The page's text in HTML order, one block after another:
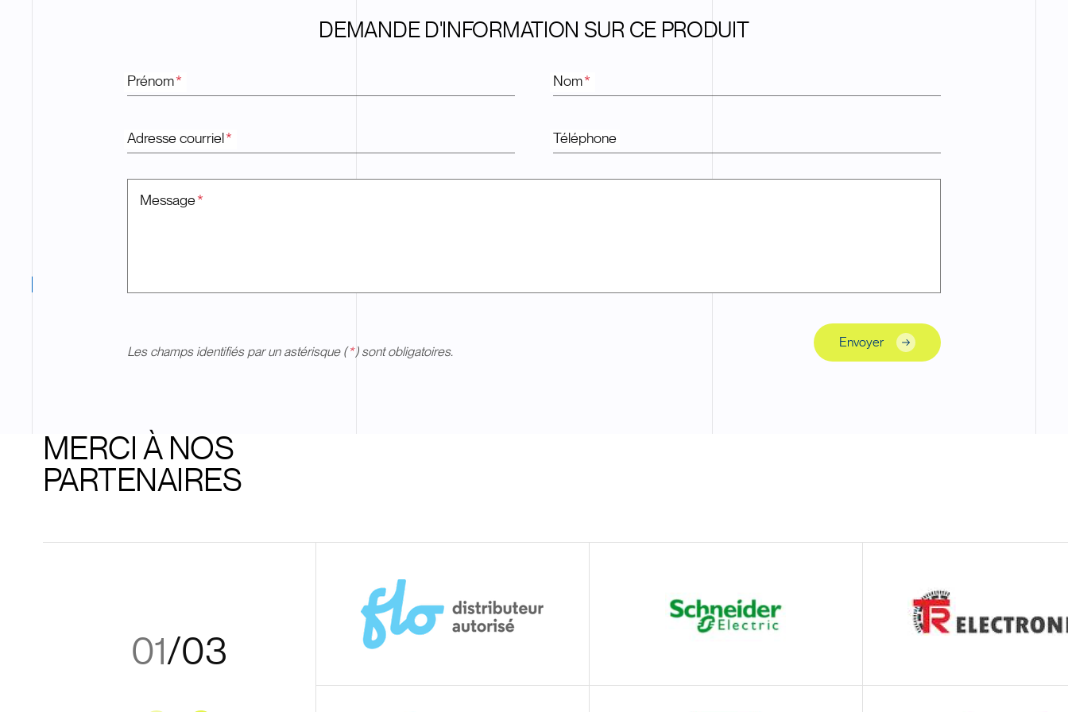
DEMANDE D'INFORMATION SUR CE PRODUIT
Prénom* Nom*
Adresse courriel * Téléphone
Message*
Les champs identifiés par un astérisque ( *) sont obligatoires.
Envoyer
MERCI À NOS
PARTENAIRES
01/03